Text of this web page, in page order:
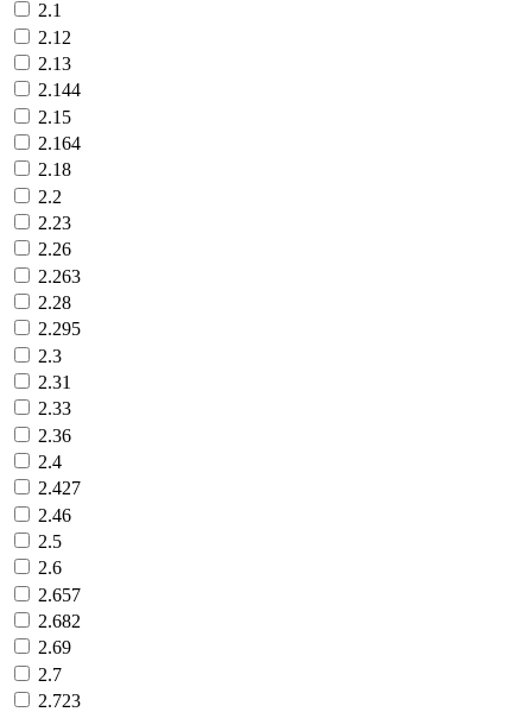
2.1
2.12
2.13
2.144
2.15
2.164
2.18
2.2
2.23
2.26
2.263
2.28
2.295
2.3
2.31
2.33
2.36
2.4
2.427
2.46
2.5
2.6
2.657
2.682
2.69
2.7
2.723